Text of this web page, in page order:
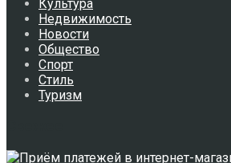
Культура
Недвижимость
Новости
Общество
Спорт
Стиль
Туризм